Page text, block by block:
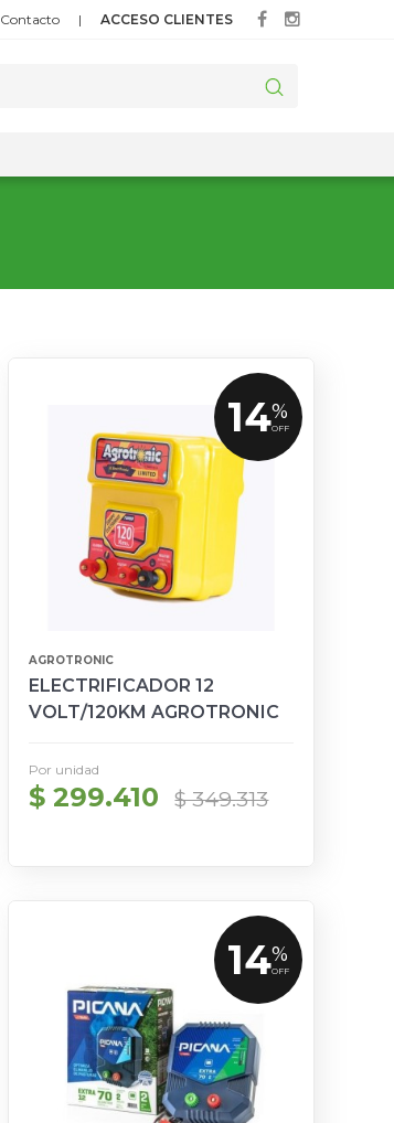
Contacto | ACCESO CLIENTES
14%
OFF
AGROTRONIC
ELECTRIFICADOR 12
VOLT/120KM AGROTRONIC
Por unidad
$ 299.410 $ 349.313
14%
OFF